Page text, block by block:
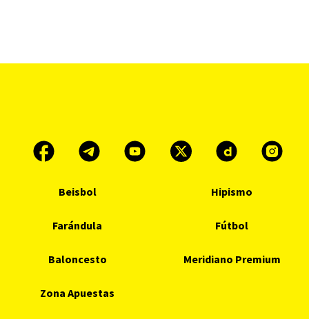
Beisbol Hipismo
Farándula Fútbol
Baloncesto Meridiano Premium
Zona Apuestas